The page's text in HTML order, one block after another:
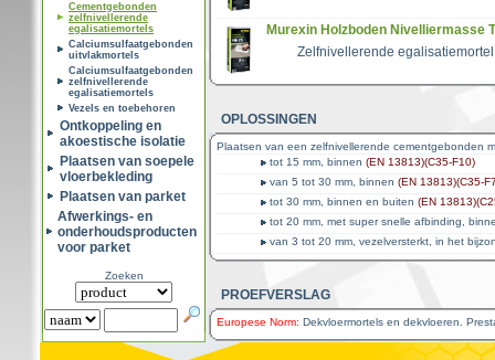
Cementgebonden
zelfnivellerende
egalisatiemortels
Calciumsulfaatgebonden
uitvlakmortels
Calciumsulfaatgebonden
zelfnivellerende
egalisatiemortels
Vezels en toebehoren
Ontkoppeling en
akoestische isolatie
Plaatsen van soepele
vloerbekleding
Plaatsen van parket
Afwerkings- en
onderhoudsproducten
voor parket
Zoeken
Murexin Holzboden Nivelliermasse
Zelfnivellerende
OPLOSSINGEN
Plaatsen van een zelfnivellerende cementgebonden
tot 15 mm, binnen (EN 13813)(C35-F10)
van 5 tot 30 mm, binnen (EN 13813)(C35-
tot 30 mm, binnen en buiten (EN
tot 20 mm, met super snelle afbinding,
van 3 tot 20 mm, vezelversterkt, in het
PROEFVERSLAG
Europese Norm: Dekvloermortels en dekvloeren.